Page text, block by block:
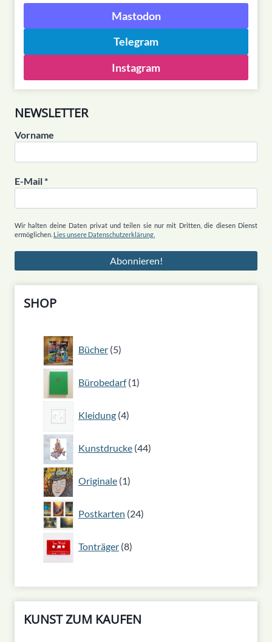
Mastodon
Telegram
Instagram
NEWSLETTER
Vorname
E-Mail*
Wir halten deine Daten privat und teilen sie nur mit Dritten, die diesen Dienst
ermöglichen. Lies unsere Datenschutzerklärung.
SHOP
Bücher 5
5
Produkte
Bürobedarf 1
1
Produkt
Kleidung 4
4
Produkte
Kunstdrucke 44
44
Produkte
Originale 1
1
Produkt
Postkarten 24
24
Produkte
Tonträger 8
8
Produkte
KUNST ZUM KAUFEN